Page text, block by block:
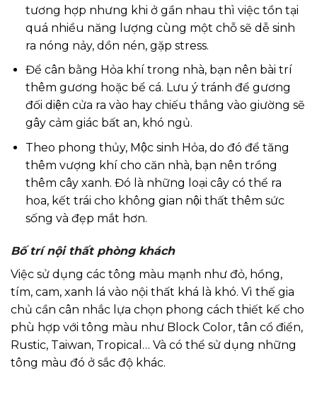
tương hợp nhưng khi ở gần nhau thì việc tồn tại
quá nhiều năng lượng cùng một chỗ sẽ dễ sinh
ra nóng nảy, dồn nén, gặp stress.
Để cân bằng Hỏa khí trong nhà, bạn nên bài trí
thêm gương hoặc bể cá. Lưu ý tránh để gương
đối diện cửa ra vào hay chiếu thẳng vào giường sẽ
gây cảm giác bất an, khó ngủ.
Theo phong thủy, Mộc sinh Hỏa, do đó để tăng
thêm vượng khí cho căn nhà, bạn nên trồng
thêm cây xanh. Đó là những loại cây có thể ra
hoa, kết trái cho không gian nội thất thêm sức
sống và đẹp mắt hơn.
Bố trí nội thất phòng khách
Việc sử dụng các tông màu mạnh như đỏ, hồng,
tím, cam, xanh lá vào nội thất khá là khó. Vì thế gia
chủ cần cân nhắc lựa chọn phong cách thiết kế cho
phù hợp với tông màu như Block Color, tân cổ điển,
Rustic, Taiwan, Tropical… Và có thể sử dụng những
tông màu đó ở sắc độ khác.